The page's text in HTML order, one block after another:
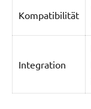
Kompatibilität
Integration